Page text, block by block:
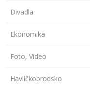
Divadla
Ekonomika
Foto, Video
Havlíčkobrodsko